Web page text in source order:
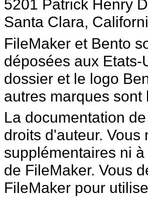
5201 Patrick Henry
Santa Clara,
FileMaker et Bento
déposées aux Etats-
dossier et le logo
autres marques
La documentation
droits d'auteur. Vous
supplémentaires ni
de FileMaker. Vous
FileMaker pour